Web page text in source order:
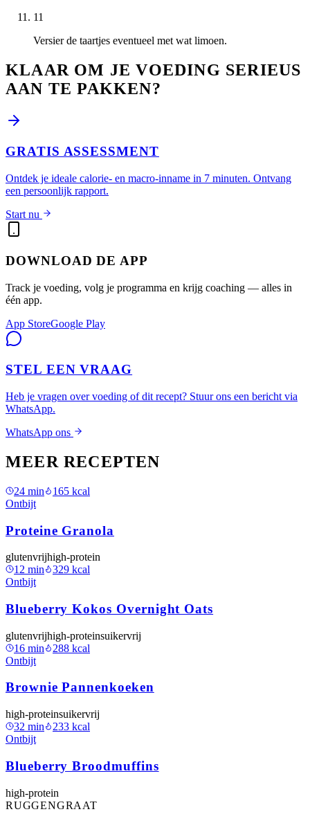
11
Versier de taartjes eventueel met wat limoen.
KLAAR OM JE VOEDING SERIEUS
AAN TE PAKKEN?
GRATIS ASSESSMENT
Ontdek je ideale calorie- en macro-inname in 7 minuten. Ontvang
een persoonlijk rapport.
Start nu
DOWNLOAD DE APP
Track je voeding, volg je programma en krijg coaching — alles in
één app.
App StoreGoogle Play
STEL EEN VRAAG
Heb je vragen over voeding of dit recept? Stuur ons een bericht via
WhatsApp.
WhatsApp ons
MEER RECEPTEN
24 min 165 kcal
Ontbijt
Proteine Granola
glutenvrijhigh-protein
12 min 329 kcal
Ontbijt
Blueberry Kokos Overnight Oats
glutenvrijhigh-proteinsuikervrij
16 min 288 kcal
Ontbijt
Brownie Pannenkoeken
high-proteinsuikervrij
32 min 233 kcal
Ontbijt
Blueberry Broodmuffins
high-protein
RUGGENGRAAT